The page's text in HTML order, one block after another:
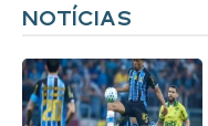
NOTÍCIAS